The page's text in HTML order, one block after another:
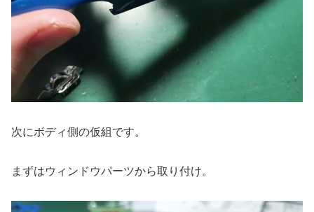
次にボディ側の仮組です。
まずはウィンドウパーツから取り付け。